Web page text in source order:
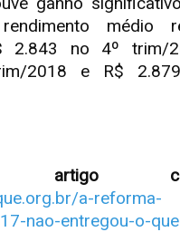
médio
2.843 no 4º trim/
2018 e R$
a-reforma-
nao-entregou-o-